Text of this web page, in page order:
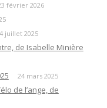
février 2026
4 juillet 2025
de Isabelle Minière
24 mars 2025
de l’ange, de